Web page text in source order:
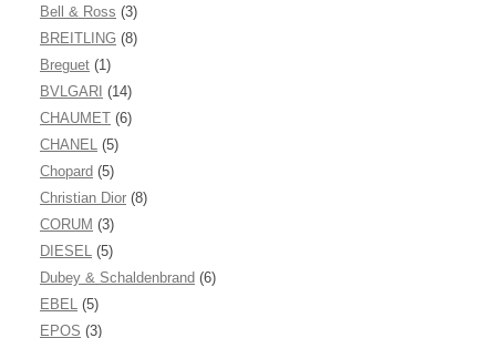
Bell & Ross (3)
BREITLING (8)
Breguet (1)
BVLGARI (14)
CHAUMET (6)
CHANEL
(5)
Chopard (5)
Christian Dior (8)
CORUM (3)
DIESEL
(5)
Dubey & Schaldenbrand (6)
EBEL
(5)
EPOS (3)